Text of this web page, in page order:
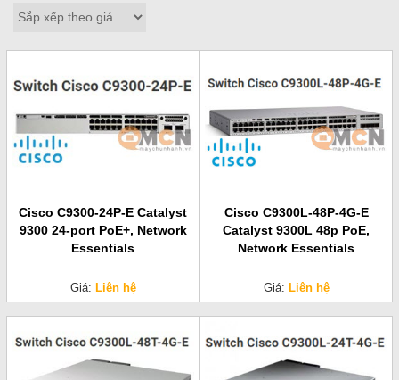
Cisco C9300-24P-E Catalyst
9300 24-port PoE+, Network
Essentials
Giá: Liên hệ
Cisco C9300L-48P-4G-E
Catalyst 9300L 48p PoE,
Network Essentials
Giá: Liên hệ